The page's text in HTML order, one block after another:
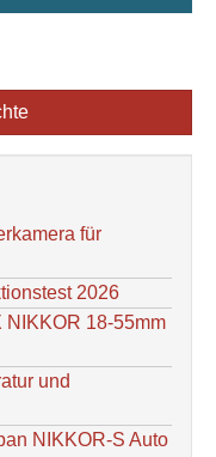
für
2026
NIKKOR 18-55mm
und
NIKKOR-S Auto